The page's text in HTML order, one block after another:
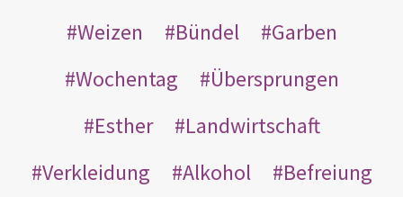
Weizen
Bündel
Garben
Wochentag
Übersprungen
Esther
Landwirtschaft
Verkleidung
Alkohol
Befreiung